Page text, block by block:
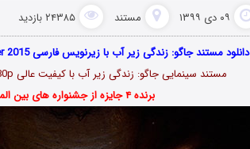
۰۹ دی ۱۳۹۹ مستند ۲۴۳۸۵ بازدید
دانلود مستند جاگو: زندگی زیر آب با زیرنویس فارسی Jago: A Life Underwater 2015
مستند سینمایی جاگو: زندگی زیر آب با کیفیت عالی 1080p & 720p & 480p
برنده ۴ جایزه از جشنواره های بین المللی